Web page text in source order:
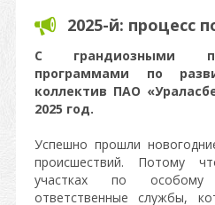
2025-й: процесс
С грандиозными
программами по
коллектив ПАО
2025 год.
Успешно прошли
происшествий. Потому
участках по особому
ответственные службы,